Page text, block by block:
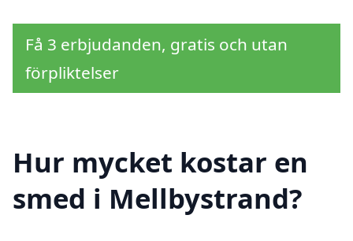
Få 3 erbjudanden, gratis och utan
förpliktelser
Hur mycket kostar en
smed i Mellbystrand?